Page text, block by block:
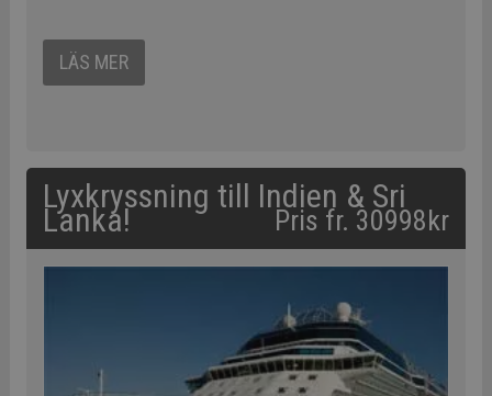
LÄS MER
Lyxkryssning till Indien & Sri
Lanka! Pris fr. 30998kr